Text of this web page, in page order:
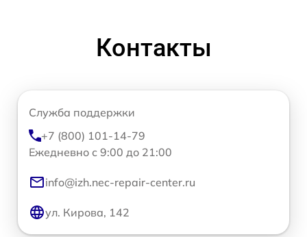
Контакты
Служба поддержки
+7 (800) 101-14-79
Ежедневно с 9:00 до 21:00
info@izh.nec-repair-center.ru
ул. Кирова, 142